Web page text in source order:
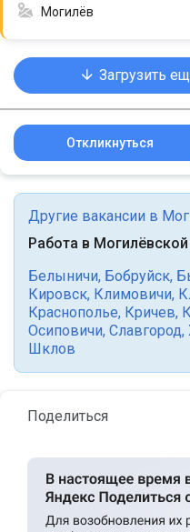
Могилёв
Загрузить
Откликнуться
Другие вакансии в
Работа в
Белыничи, Бобруйск,
Кировск, Климовичи,
Краснополье, Кричев,
Осиповичи, Славгород,
Шклов
Поделиться